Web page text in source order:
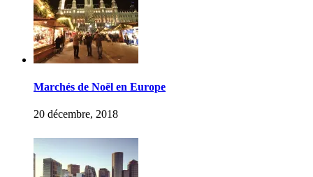
Marchés de Noël en Europe
20 décembre, 2018